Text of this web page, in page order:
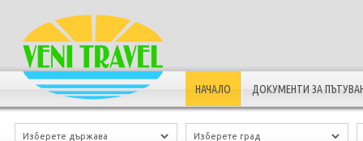
НАЧАЛО ДОКУМЕНТИ ЗА